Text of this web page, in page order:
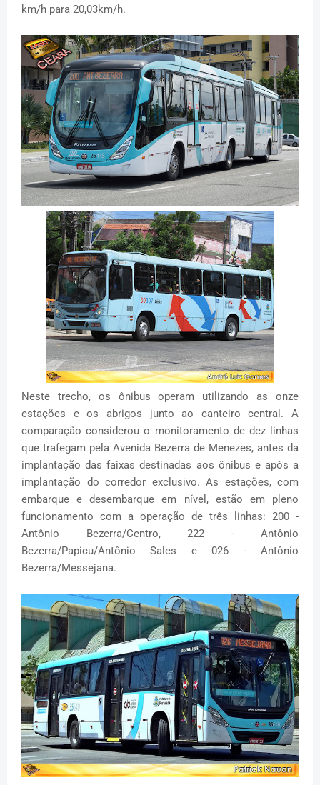
km/h para 20,03km/h.
Neste trecho, os ônibus operam utilizando as onze
estações e os abrigos junto ao canteiro central. A
comparação considerou o monitoramento de dez linhas
que trafegam pela Avenida Bezerra de Menezes, antes da
implantação das faixas destinadas aos ônibus e após a
implantação do corredor exclusivo. As estações, com
embarque e desembarque em nível, estão em pleno
funcionamento com a operação de três linhas: 200 -
Antônio Bezerra/Centro, 222 - Antônio
Bezerra/Papicu/Antônio Sales e 026 - Antônio
Bezerra/Messejana.